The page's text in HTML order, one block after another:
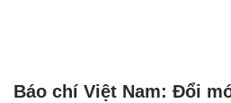
Báo chí Việt Nam: Đổi